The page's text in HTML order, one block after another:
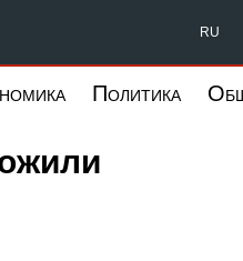
RU
Политика